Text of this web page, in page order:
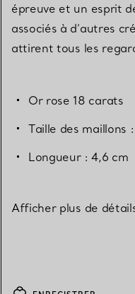
épreuve et un esprit
associés à d’autres
attirent tous les
Or rose 18 carats
Taille des maillons
Longueur : 4,6 cm
Afficher plus de